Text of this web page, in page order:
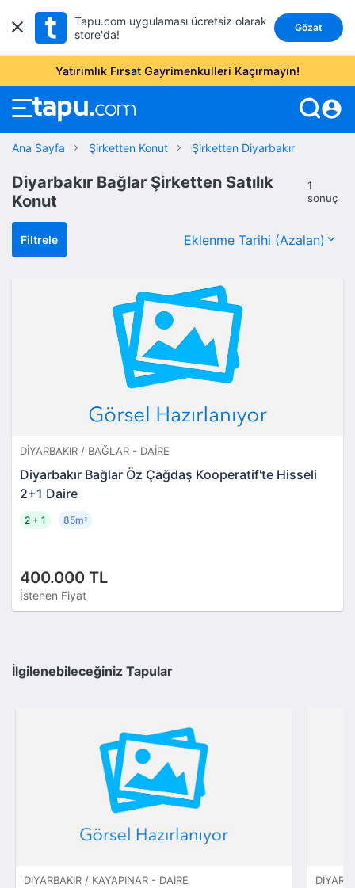
Tapu.com uygulaması ücretsiz olarak
store'da!
Gözat
Yatırımlık Fırsat Gayrimenkulleri Kaçırmayın!
account_circle
Ana Sayfa Şirketten Konut Şirketten Diyarbakır
Diyarbakır Bağlar Şirketten Satılık
Konut
1
sonuç
Filtrele
DIYARBAKIR / BAĞLAR - DAIRE
Diyarbakır Bağlar Öz Çağdaş Kooperatif'te Hisseli
2+1 Daire
400.000 TL
İstenen Fiyat
2 + 1 85m²
İlgilenebileceğiniz Tapular
DIYARBAKIR / KAYAPINAR - DAIRE